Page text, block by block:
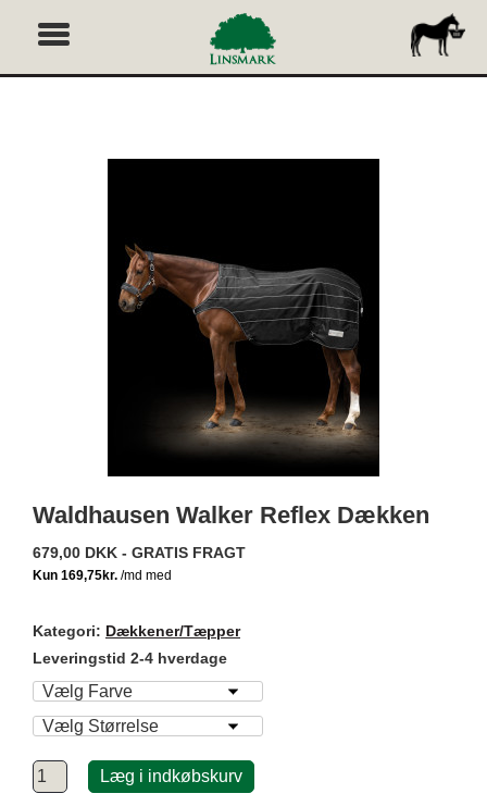
Waldhausen Walker Reflex Dækken
679,00 DKK - GRATIS FRAGT
Kategori: Dækkener/Tæpper
Leveringstid 2-4 hverdage
Læg i indkøbskurv